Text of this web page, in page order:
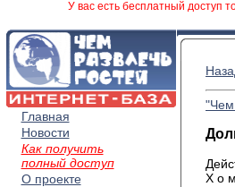
У вас есть бесплатный доступ
Главная
Новости
Как получить
полный доступ
О проекте
"Чем
Х о